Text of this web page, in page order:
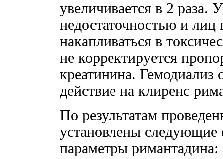
увеличивается в 2 раза.
недостаточностью и лиц
накапливаться в
не корректируется
креатинина. Гемодиализ
действие на клиренс
По результатам
установлены следующие
параметры римантадина: